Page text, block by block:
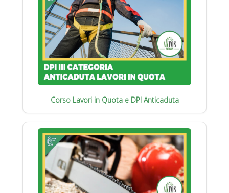
Corso Lavori in Quota e DPI Anticaduta